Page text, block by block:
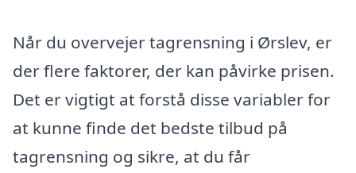
Når du overvejer tagrensning i Ørslev, er
der flere faktorer, der kan påvirke prisen.
Det er vigtigt at forstå disse variabler for
at kunne finde det bedste tilbud på
tagrensning og sikre, at du får